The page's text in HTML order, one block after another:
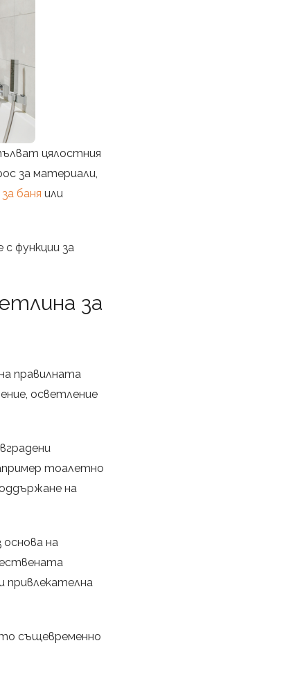
цялостния
за материали,
баня или
функции за
за
правилната
осветление
тоалетно
на
на
привлекателна
същевременно